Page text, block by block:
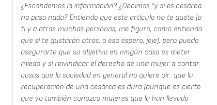
¿Escondemos la información? ¿Decimos "y si es cesárea
no pasa nada? Entiendo que este artículo no te guste (a
ti y a otras muchas personas, me figuro, como entiendo
que sí te gustarán otros, o eso espero, jeje), pero puedo
asegurarte que su objetivo en ningún caso es meter
miedo y sí reivindicar el derecho de una mujer a contar
cosas que la sociedad en general no quiere oír: que la
recuperación de una cesárea es dura (aunque es cierto
que yo también conozco mujeres que la han llevado